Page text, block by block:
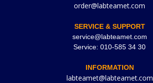
order@labteamet.com
SERVICE & SUPPORT
service@labteamet.com
Service: 010-585 34 30
INFORMATION
labteamet@labteamet.com